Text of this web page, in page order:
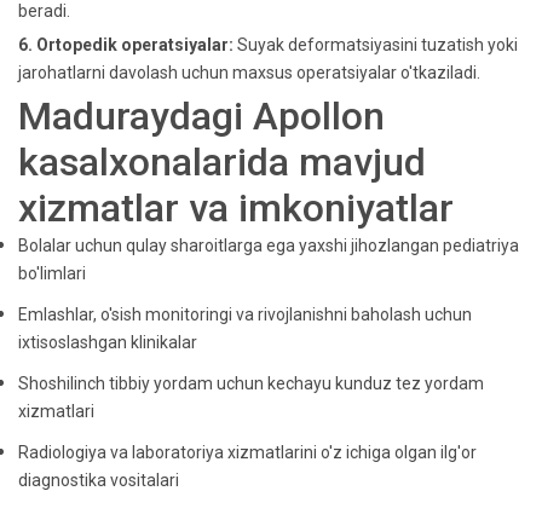
beradi.
6. Ortopedik operatsiyalar: Suyak deformatsiyasini tuzatish yoki
jarohatlarni davolash uchun maxsus operatsiyalar o'tkaziladi.
Maduraydagi Apollon
kasalxonalarida mavjud
xizmatlar va imkoniyatlar
Bolalar uchun qulay sharoitlarga ega yaxshi jihozlangan pediatriya
bo'limlari
Emlashlar, o'sish monitoringi va rivojlanishni baholash uchun
ixtisoslashgan klinikalar
Shoshilinch tibbiy yordam uchun kechayu kunduz tez yordam
xizmatlari
Radiologiya va laboratoriya xizmatlarini o'z ichiga olgan ilg'or
diagnostika vositalari